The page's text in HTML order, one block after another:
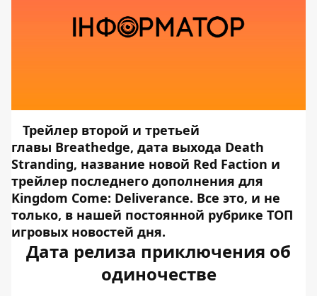
Трейлер второй и третьей
главы Breathedge, дата выхода Death
Stranding, название новой Red Faction и
трейлер последнего дополнения для
Kingdom Come: Deliverance. Все это, и не
только, в нашей постоянной рубрике ТОП
игровых новостей дня.
Дата релиза приключения об
одиночестве